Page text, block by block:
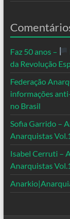
Faz 50 anos –
da Revolução
Federação
informações
no Brasil
Sofia Garrido –
Anarquistas
Isabel Cerruti –
Anarquistas